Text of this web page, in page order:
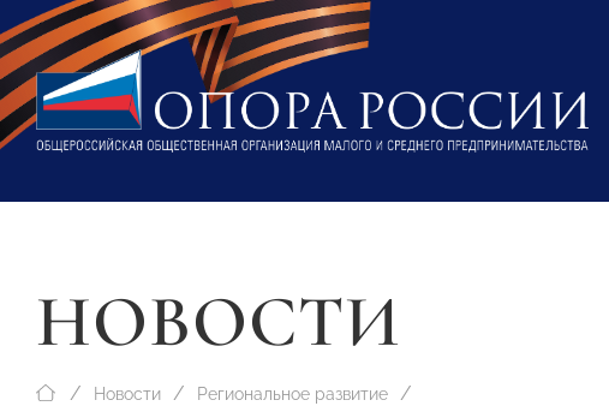
НОВОСТИ
Новости Региональное развитие